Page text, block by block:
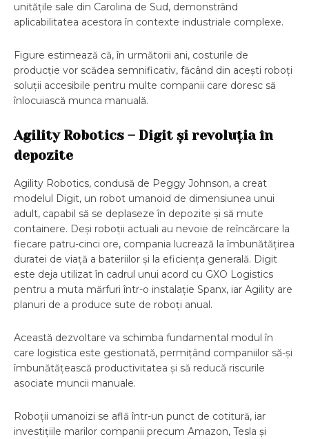
unitățile sale din Carolina de Sud, demonstrând
aplicabilitatea acestora în contexte industriale complexe.
Figure estimează că, în următorii ani, costurile de
producție vor scădea semnificativ, făcând din acești roboți
soluții accesibile pentru multe companii care doresc să
înlocuiască munca manuală.
Agility Robotics – Digit și revoluția în
depozite
Agility Robotics, condusă de Peggy Johnson, a creat
modelul Digit, un robot umanoid de dimensiunea unui
adult, capabil să se deplaseze în depozite și să mute
containere. Deși roboții actuali au nevoie de reîncărcare la
fiecare patru-cinci ore, compania lucrează la îmbunătățirea
duratei de viață a bateriilor și la eficiența generală. Digit
este deja utilizat în cadrul unui acord cu GXO Logistics
pentru a muta mărfuri într-o instalație Spanx, iar Agility are
planuri de a produce sute de roboți anual.
Această dezvoltare va schimba fundamental modul în
care logistica este gestionată, permițând companiilor să-și
îmbunătățească productivitatea și să reducă riscurile
asociate muncii manuale.
Roboții umanoizi se află într-un punct de cotitură, iar
investițiile marilor companii precum Amazon, Tesla și